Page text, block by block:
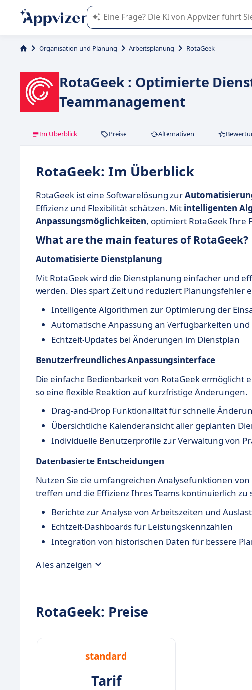
Die KI von Appvizer führt Sie bei der
Organisation und Planung Arbeitsplanung RotaGeek
RotaGeek : Optimierte
Teammanagement
Im Überblick Preise Alternativen
RotaGeek: Im Überblick
RotaGeek ist eine Softwarelösung zur
Effizienz und Flexibilität schätzen. Mit intelligenten
Anpassungsmöglichkeiten, optimiert RotaGeek Ihre
What are the main features of RotaGeek?
Automatisierte Dienstplanung
Mit RotaGeek wird die Dienstplanung einfacher und
werden. Dies spart Zeit und reduziert Planungsfehler
Intelligente Algorithmen zur Optimierung der
Automatische Anpassung an Verfügbarkeiten
Echtzeit-Updates bei Änderungen im Dienstplan
Benutzerfreundliches Anpassungsinterface
Die einfache Bedienbarkeit von RotaGeek ermöglicht
so eine flexible Reaktion auf kurzfristige Änderungen.
Drag-and-Drop Funktionalität für schnelle
Übersichtliche Kalenderansicht aller geplanten
Individuelle Benutzerprofile zur Verwaltung von
Datenbasierte Entscheidungen
Nutzen Sie die umfangreichen Analysefunktionen
treffen und die Effizienz Ihres Teams kontinuierlich zu
Berichte zur Analyse von Arbeitszeiten und
Echtzeit-Dashboards für Leistungskennzahlen
Integration von historischen Daten für bessere
Alles anzeigen
RotaGeek: Preise
standard
Tarif